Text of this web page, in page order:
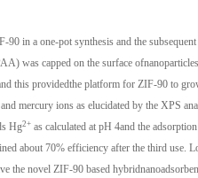
90 in a one-pot synthesis and the
was capped on the surface
this providedthe platform for ZIF-90 to
mercury ions as elucidated by the XPS
Hg2+ as calculated at pH 4and the
about 70% efficiency after the third use.
the novel ZIF-90 based